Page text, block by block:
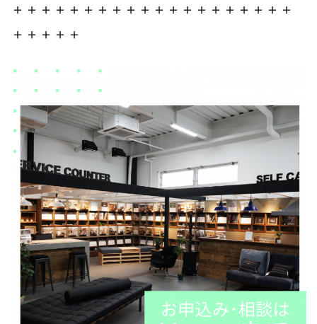
＋＋＋＋＋＋＋＋＋＋＋＋＋＋＋＋＋＋＋＋
＋＋＋＋＋